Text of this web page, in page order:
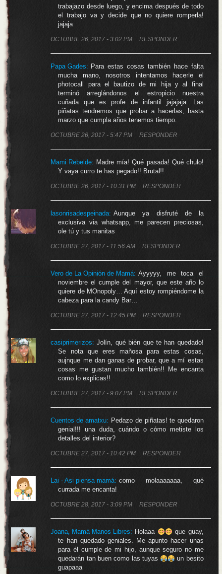
trabajazo desde luego, y encima después de todo
el trabajo va y decide que no quiere romperla!
jajaja
OCTUBRE 26, 2017 - 3:02 PM RESPONDER
Papa Gades: Para estas cosas también hace falta
mucha mano, nosotros intentamos hacerle el
photocall para el bautizo de mi hija y al final
terminó arreglándonos el estropicio nuestra
cuñada que es profe de infantil jajajaja. Las
piñatas tendremos que probar a hacerlas, hasta
marzo que cumpla años tenemos tiempo.
OCTUBRE 26, 2017 - 5:47 PM RESPONDER
Mami Rebelde: Madre mía! Qué pasada! Qué chulo!
Y vaya curro te has pegado!! Brutal!!
OCTUBRE 26, 2017 - 10:31 PM RESPONDER
lasonrisadespeinada: Aunque ya disfruté de la
exclusiva via whatsapp, me parecen preciosas,
ole tú y tus manitas
OCTUBRE 27, 2017 - 11:56 AM RESPONDER
Vero de La Opinión de Mamá: Ayyyyy, me toca el
noviembre el cumple del mayor, que este año lo
quiere de MOnopoly… Aquí estoy rompiéndome la
cabeza para la candy Bar…
OCTUBRE 27, 2017 - 12:45 PM RESPONDER
casiprimerizos: Jolín, qué bién que te han quedado!
Se nota que eres mañosa para estas cosas,
aujnque me dan ganas de probar, que a mí estas
cosas me gustan mucho también!! Me encanta
como lo explicas!!
OCTUBRE 27, 2017 - 9:07 PM RESPONDER
Cuentos de amatxu: Pedazo de piñatas! te quedaron
genial!!! una duda, cuándo o cómo metiste los
detalles del interior?
OCTUBRE 27, 2017 - 10:42 PM RESPONDER
Lai - Asi piensa mamá: como molaaaaaaa, qué
currada me encanta!
OCTUBRE 28, 2017 - 3:09 PM RESPONDER
Joana, Mamá Manos Libres: Holaaa
que guay,
te han quedado geniales. Me apunto hacer unas
para él cumple de mi hijo, aunque seguro no me
quedarán tan buen como las tuyas
un besito
guapaaa